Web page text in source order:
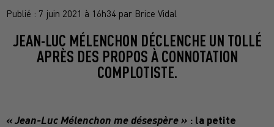
Publié : 7 juin 2021 à 16h34 par Brice Vidal
JEAN-LUC MÉLENCHON DÉCLENCHE UN TOLLÉ
APRÈS DES PROPOS À CONNOTATION
COMPLOTISTE.
« Jean-Luc Mélenchon me désespère » : la petite